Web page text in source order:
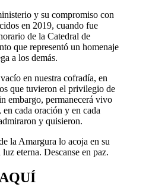
y su compromiso con
en 2019, cuando fue
de la Catedral de
que representó un homenaje
a los demás.
en nuestra cofradía, en
que tuvieron el privilegio de
embargo, permanecerá vivo
cada oración y en cada
y quisieron.
la Amargura lo acoja en su
eterna. Descanse en paz.